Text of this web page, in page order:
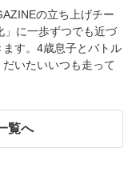
の立ち上げチー
」に一歩ずつでも近づ
す。4歳息子とバトル
いたいいつも走って
覧へ